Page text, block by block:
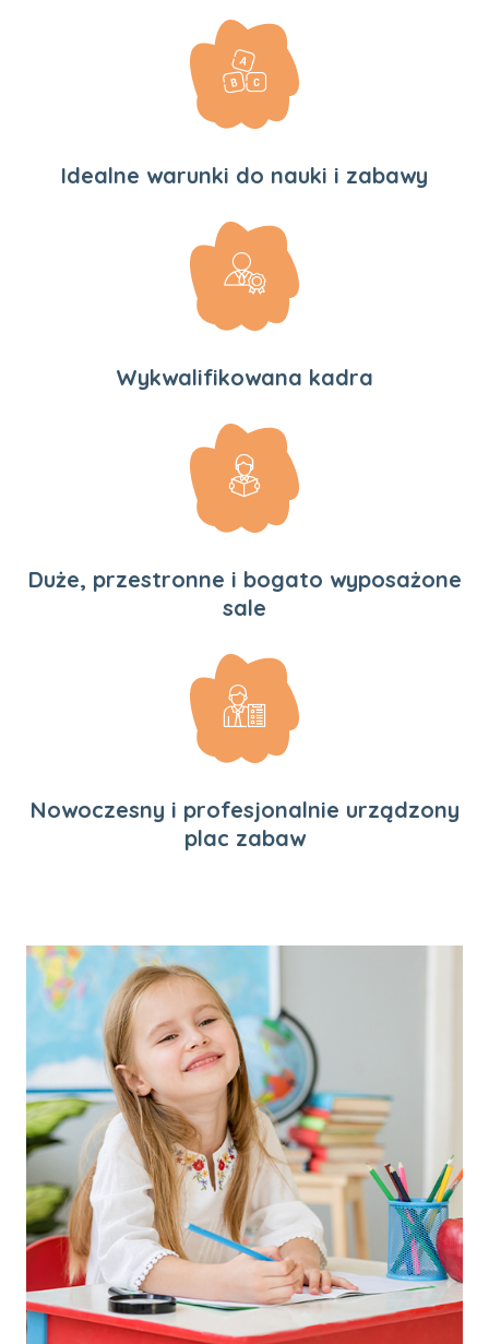
Idealne warunki do nauki i zabawy
Wykwalifikowana kadra
Duże, przestronne i bogato wyposażone
sale
Nowoczesny i profesjonalnie urządzony
plac zabaw